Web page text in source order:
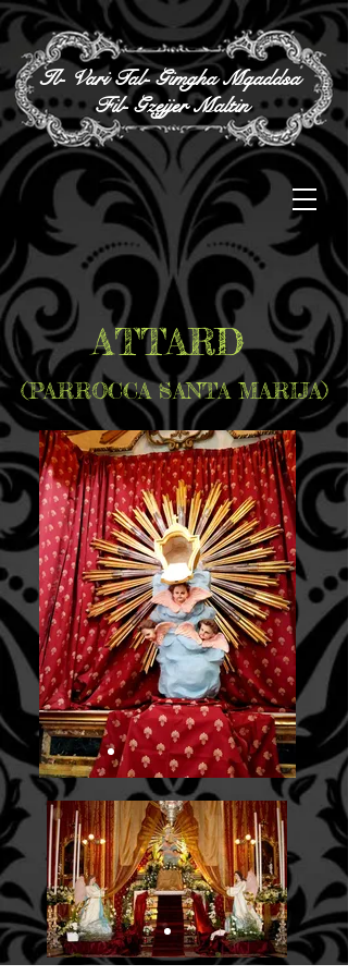
Il- Vari Tal- Gimgha Mqaddsa
Fil- Gzejjer Maltin
ATTARD
(PARROCCA SANTA MARIJA)